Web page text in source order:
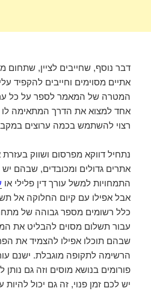
דבר נוסף, שחייבים לציין, שתחום
אתיים מסוימים וחייבים להקפיד
המטרה של המאמר לספר על כל
אחד למצוא את הדרך המתאימה לו
רצוי להשתמש בכמה ערוצים
נתחיל דווקא מפרסום ושווק
אתרים גדולים ומכובדים, שבהם
התמחויות למשל עורך דין פלילי או
אבל אפילו עם קיום החלוקה אל
כלל רשומים מספר גבוהה של
עבור תשלום מסוים להבליט את
שבהם תוכלו אפילו להצמיד את
הרשימה לתקופה מוגבלת. ישנם
פורומים בנושא מוסים וזה גם
יש לכם זמן פנוי, זה גם יכול להיות